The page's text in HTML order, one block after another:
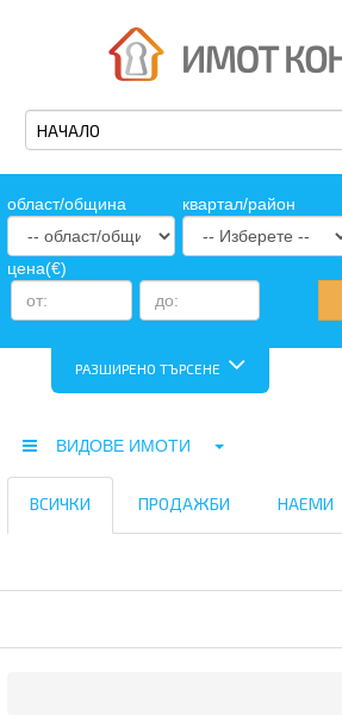
oбласт/община квартал/район
цена(€)
РАЗШИРЕНО ТЪРСЕНЕ
ВИДОВЕ ИМОТИ
ВСИЧКИ ПРОДАЖБИ НАЕМИ